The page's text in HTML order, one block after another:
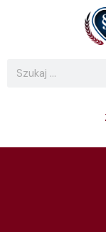
Search